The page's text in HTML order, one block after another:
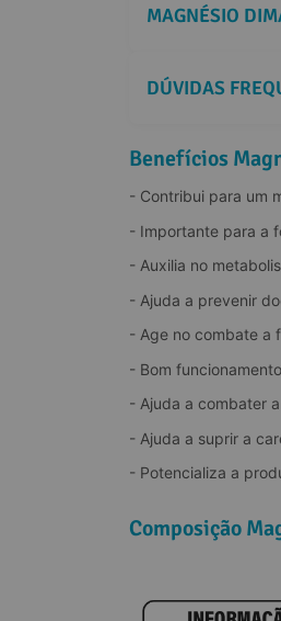
MAGNÉSIO
DÚVIDAS
Benefícios
- Contribui para um
- Importante para a
- Auxilia no
- Ajuda a prevenir
- Age no combate a
- Bom
- Ajuda a combater
- Ajuda a suprir a
- Potencializa a
Composição